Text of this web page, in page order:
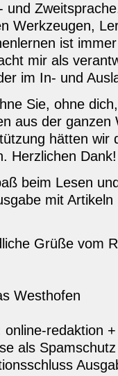
und
Werkzeugen,
ist
mir als
im In- und
Sie, ohne
aus der
hätten wir
Herzlichen Dank!
beim Lesen
mit
Grüße vom
Westhofen
online-redaktion
als